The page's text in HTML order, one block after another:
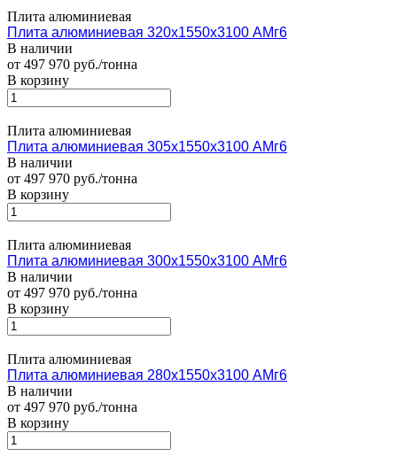
Плита алюминиевая
Плита алюминиевая 320х1550х3100 АМг6
В наличии
от 497 970 руб./тонна
В корзину
Плита алюминиевая
Плита алюминиевая 305х1550х3100 АМг6
В наличии
от 497 970 руб./тонна
В корзину
Плита алюминиевая
Плита алюминиевая 300х1550х3100 АМг6
В наличии
от 497 970 руб./тонна
В корзину
Плита алюминиевая
Плита алюминиевая 280х1550х3100 АМг6
В наличии
от 497 970 руб./тонна
В корзину